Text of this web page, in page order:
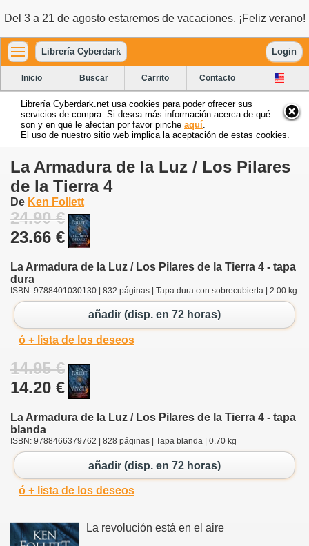
Del 3 a 21 de agosto estaremos de vacaciones. ¡Feliz verano!
Librería Cyberdark Login
Inicio Buscar Carrito Contacto
Librería Cyberdark.net usa cookies para poder ofrecer sus
servicios de compra. Si desea más información acerca de qué
son y en qué le afectan por favor pinche aquí
El uso de nuestro sitio web implica la aceptación de estas cookies.
La Armadura de la Luz / Los Pilares
de la Tierra 4
De Ken Follett
24.90 €
23.66 €
La Armadura de la Luz / Los Pilares de la Tierra 4 - tapa
dura
ISBN: 9788401030130 | 832 páginas | Tapa dura con sobrecubierta | 2.00 kg
añadir (disp. en 72 horas)
ó + lista de los deseos
14.95 €
14.20 €
La Armadura de la Luz / Los Pilares de la Tierra 4 - tapa
blanda
ISBN: 9788466379762 | 828 páginas | Tapa blanda | 0.70 kg
añadir (disp. en 72 horas)
ó + lista de los deseos
La revolución está en el aire